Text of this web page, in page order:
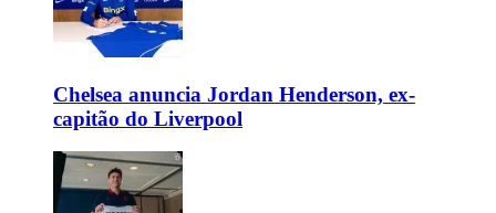
Chelsea anuncia Jordan Henderson, ex-
capitão do Liverpool